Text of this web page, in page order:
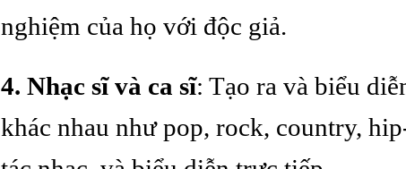
nghiệm của họ với độc giả.
4. Nhạc sĩ và ca sĩ: Tạo ra và biểu
khác nhau như pop, rock, country,